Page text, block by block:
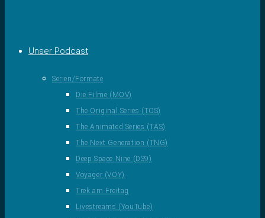
Unser Podcast
Serien/Formate
Die Filme (MOV)
The Original Series (TOS)
The Animated Series (TAS)
The Next Generation (TNG)
Deep Space Nine (DS9)
Voyager (VOY)
Trek am Freitag
Livestreams (YouTube)